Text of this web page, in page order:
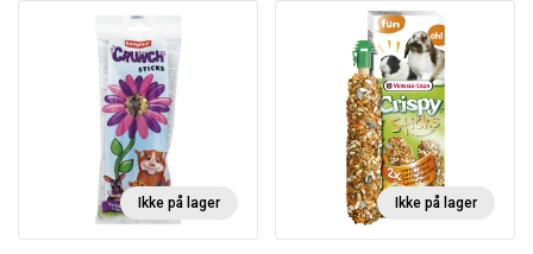
Ikke på lager Ikke på lager